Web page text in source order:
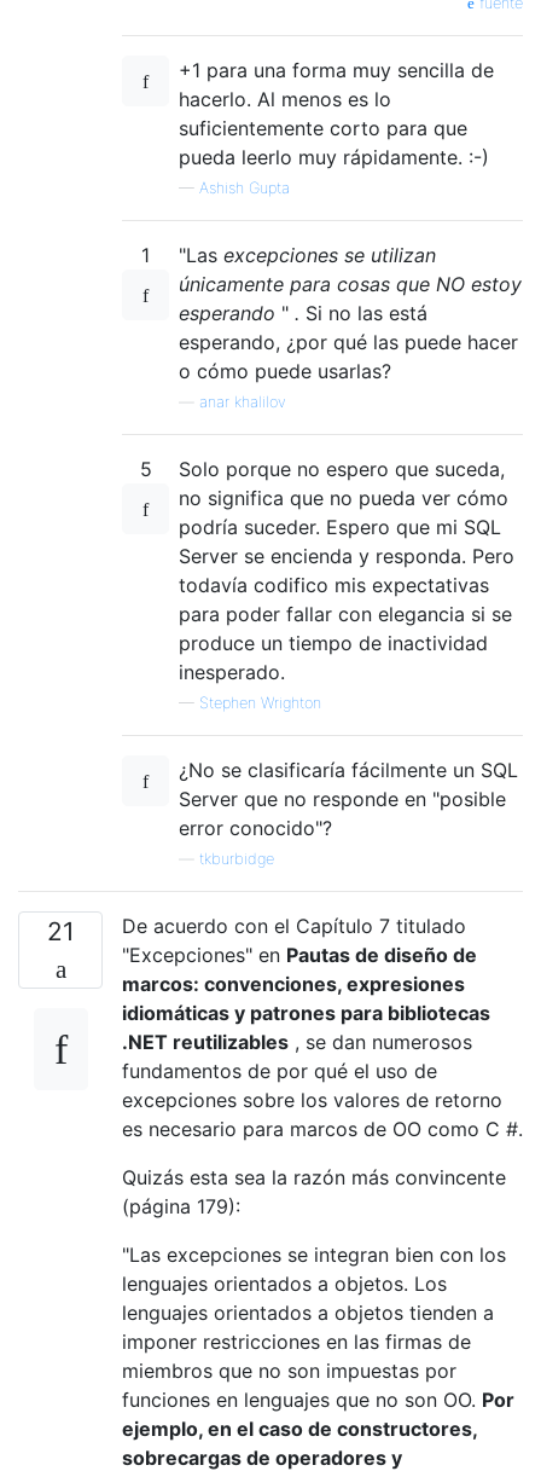
+1 para una forma muy sencilla de
hacerlo. Al menos es lo
suficientemente corto para que
pueda leerlo muy rápidamente. :-)
— Ashish Gupta
1 "Las excepciones se utilizan
únicamente para cosas que NO estoy
esperando " . Si no las está
esperando, ¿por qué las puede hacer
o cómo puede usarlas?
anar khalilov
5
Solo porque no espero que suceda,
no significa que no pueda ver cómo
podría suceder. Espero que mi SQL
Server se encienda y responda. Pero
todavía codifico mis expectativas
para poder fallar con elegancia si se
produce un tiempo de inactividad
inesperado.
— Stephen Wrighton
¿No se clasificaría fácilmente un SQL
Server que no responde en "posible
error conocido"?
tkburbidge
21
De acuerdo con el Capítulo 7 titulado
"Excepciones" en Pautas de diseño de
marcos: convenciones, expresiones
idiomáticas y patrones para bibliotecas
.NET reutilizables , se dan numerosos
fundamentos de por qué el uso de
excepciones sobre los valores de retorno
es necesario para marcos de OO como C #.
Quizás esta sea la razón más convincente
(página 179):
"Las excepciones se integran bien con los
lenguajes orientados a objetos. Los
lenguajes orientados a objetos tienden a
imponer restricciones en las firmas de
miembros que no son impuestas por
funciones en lenguajes que no son OO. Por
ejemplo, en el caso de constructores,
sobrecargas de operadores y